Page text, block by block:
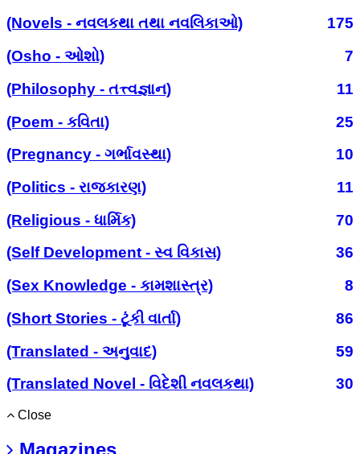
(Novels - નવલકથા તથા નવલિકાઓ)
175
(Osho - ઓશો)
7
(Philosophy - તત્ત્વજ્ઞાન)
11
(Poem - કવિતા)
25
(Pregnancy - ગર્ભાવસ્થા)
10
(Politics - રાજકારણ)
11
(Religious - ધાર્મિક)
70
(Self Development - સ્વ વિકાસ)
36
(Sex Knowledge - કામશાસ્ત્ર)
8
(Short Stories - ટૂંકી વાર્તા)
86
(Translated - અનુવાદ)
59
(Translated Novel - વિદેશી નવલકથા)
30
Close
Magazines